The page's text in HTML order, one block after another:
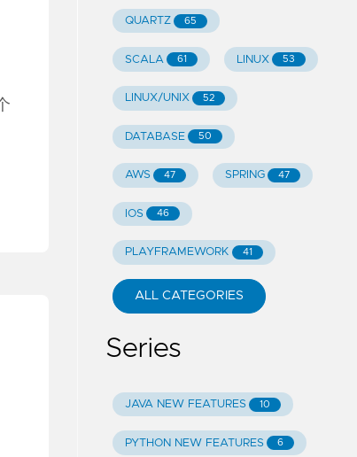
QUARTZ 65
SCALA 61 LINUX 53
LINUX/UNIX 52
DATABASE 50
AWS 47 SPRING 47
IOS 46
PLAYFRAMEWORK 41
ALL CATEGORIES
Series
JAVA NEW FEATURES 10
PYTHON NEW FEATURES 6